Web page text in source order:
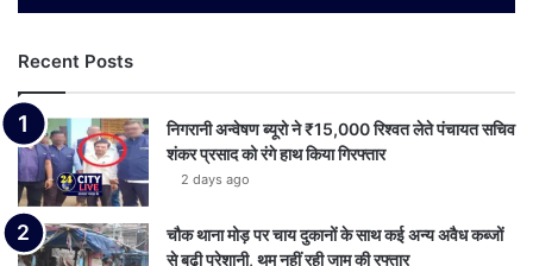
Recent Posts
निगरानी अन्वेषण ब्यूरो ने ₹15,000 रिश्वत लेते पंचायत सचिव
शंकर प्रसाद को रंगे हाथ किया गिरफ्तार
2 days ago
चौक थाना मोड़ पर चाय दुकानों के साथ कई अन्य अवैध कब्जों
से बढ़ी परेशानी, थम नहीं रही जाम की रफ्तार